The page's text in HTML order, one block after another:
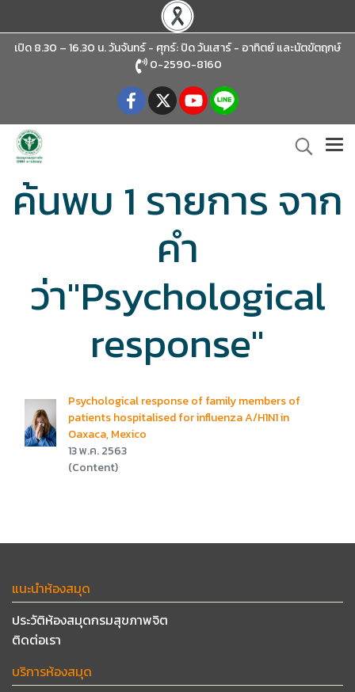
เปิด 8.30 – 16.30 น. วันจันทร์ - ศุกร์: ปิด วันเสาร์ - อาทิตย์และนัตขัตฤกษ์
0-2590-8160
ค้นพบ 1 รายการ จาก
คำ
ว่า"Psychological
response"
Psychological response of family members of
patients hospitalised for influenza A/H1N1 in
Oaxaca, Mexico
13 พ.ค. 2563
(Content)
แนะนำห้องสมุด
ประวัติห้องสมุดกรมสุขภาพจิต
ติดต่อเรา
บริการห้องสมุด